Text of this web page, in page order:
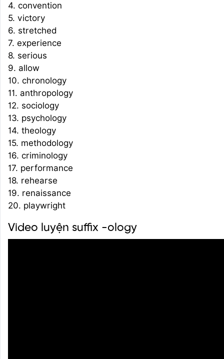
4. convention
5. victory
6. stretched
7. experience
8. serious
9. allow
10. chronology
11. anthropology
12. sociology
13. psychology
14. theology
15. methodology
16. criminology
17. performance
18. rehearse
19. renaissance
20. playwright
Video luyện suffix -ology